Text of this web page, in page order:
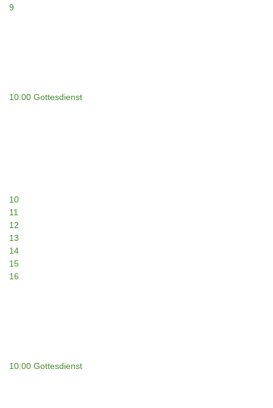
9
10:00 Gottesdienst
10
11
12
13
14
15
16
10:00 Gottesdienst